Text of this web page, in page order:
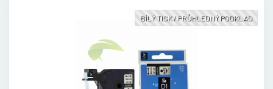
BÍLÝ TISK / PRŮHLEDNÝ PODKLAD